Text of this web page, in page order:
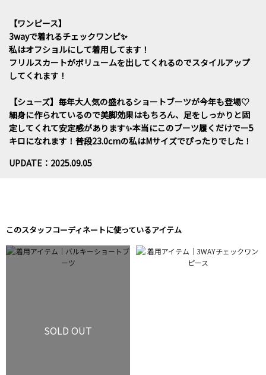
【ワンピース】
3wayで着れるチェックワンピ✨
私はオフショルにして着用してます！
フリルスカートがボリュームを出してくれるのでスタイルアップ
してくれます！
【シューズ】毎年大人気の盛れるショートブーツが今年も登場♡
細身に作られているので美脚効果はもちろん、足をしっかりと固
定してくれて安定感があります✨本当にこのブーツ履くだけでー5
キロになれます！普段23.0cmの私はMサイズでぴったりでした！
UPDATE：2025.09.05
このスタッフコーディネートに使っているアイテム
SOLD OUT